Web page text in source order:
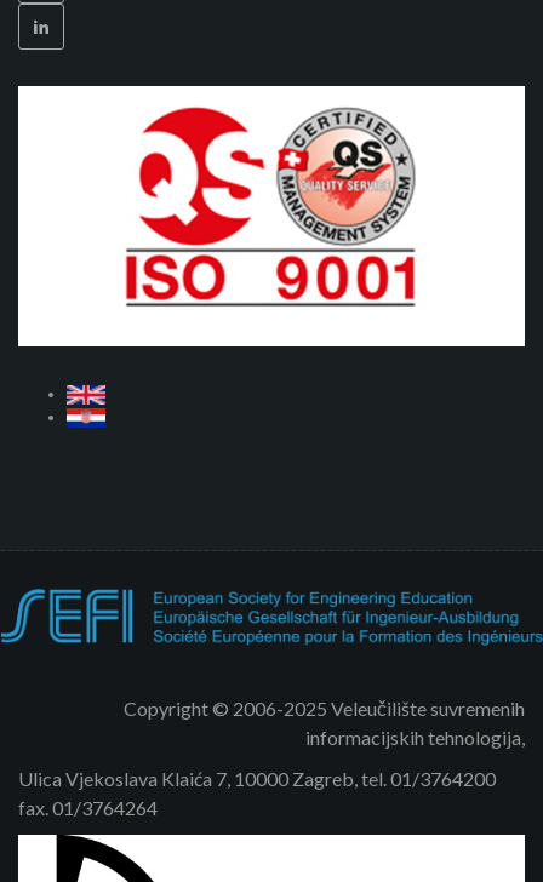
Copyright © 2006-2025 Veleučilište suvremenih
informacijskih tehnologija,
Ulica Vjekoslava Klaića 7, 10000 Zagreb, tel. 01/3764200
fax. 01/3764264